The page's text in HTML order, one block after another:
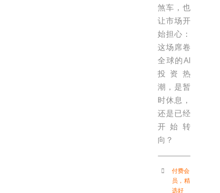
煞车，也
让市场开
始担心：
这场席卷
全球的AI
投资热
潮，是暂
时休息，
还是已经
开始转
向？
付费会
员 ， 精
选好